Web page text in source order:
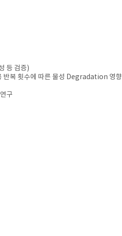
등 검증)
반복 횟수에 따른 물성 Degradation 영
구